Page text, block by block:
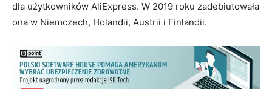
dla użytkowników AliExpress. W 2019 roku zadebiutowała
ona w Niemczech, Holandii, Austrii i Finlandii.